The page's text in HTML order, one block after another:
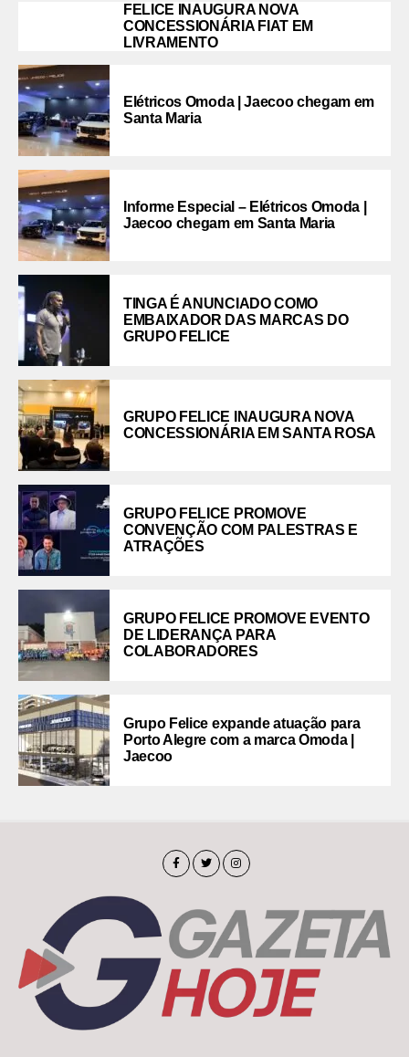
FELICE INAUGURA NOVA
CONCESSIONÁRIA FIAT EM
LIVRAMENTO
Elétricos Omoda | Jaecoo chegam em
Santa Maria
Informe Especial – Elétricos Omoda |
Jaecoo chegam em Santa Maria
TINGA É ANUNCIADO COMO
EMBAIXADOR DAS MARCAS DO
GRUPO FELICE
GRUPO FELICE INAUGURA NOVA
CONCESSIONÁRIA EM SANTA ROSA
GRUPO FELICE PROMOVE
CONVENÇÃO COM PALESTRAS E
ATRAÇÕES
GRUPO FELICE PROMOVE EVENTO
DE LIDERANÇA PARA
COLABORADORES
Grupo Felice expande atuação para
Porto Alegre com a marca Omoda |
Jaecoo